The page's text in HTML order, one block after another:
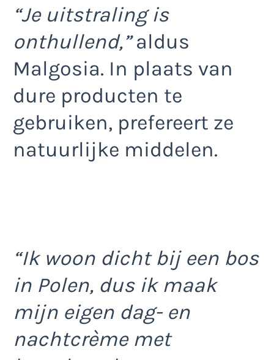
“Je uitstraling is
onthullend,”aldus
Malgosia. In plaats van
dure producten te
gebruiken, prefereert ze
natuurlijke middelen.
“Ik woon dicht bij een bos
in Polen, dus ik maak
mijn eigen dag- en
nachtcrème met